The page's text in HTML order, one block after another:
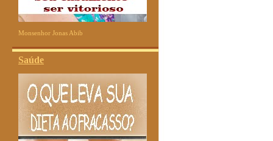
Monsenhor Jonas Abib
Saúde